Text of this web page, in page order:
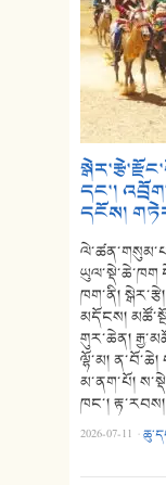
དང་།
དངོས།
ཡུལ་སྡེ་ཆེ་ཁག
ཁག་ནི།
མདོངས།
གུར་ཆེན།
ལྷོ་མ།
མ་ནག་པོ།
ཁང་།
2026-07-11 ·